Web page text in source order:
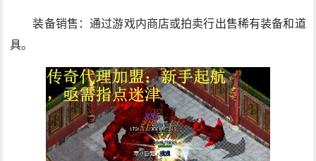
装备销售：通过游戏内商店或拍卖行出售稀有装备和道
具。